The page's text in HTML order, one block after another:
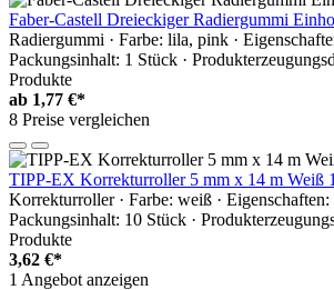
Faber-Castell Dreieckiger Radiergummi
Radiergummi · Farbe: lila, pink ·
Packungsinhalt: 1 Stück ·
Produkte
ab 1,77 €*
8 Preise vergleichen
TIPP-EX Korrekturroller 5 mm x 14 m Weiß
Korrekturroller · Farbe: weiß · Eigenschaften:
Packungsinhalt: 10 Stück ·
Produkte
3,62 €*
1 Angebot anzeigen